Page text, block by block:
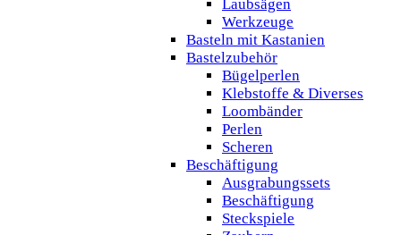
Laubsägen
Werkzeuge
Basteln mit Kastanien
Bastelzubehör
Bügelperlen
Klebstoffe & Diverses
Loombänder
Perlen
Scheren
Beschäftigung
Ausgrabungssets
Beschäftigung
Steckspiele